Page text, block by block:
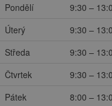
Pondělí
9:30 –
Úterý
9:30 –
Středa
9:30 –
Čtvrtek
9:30 –
Pátek
8:00 –